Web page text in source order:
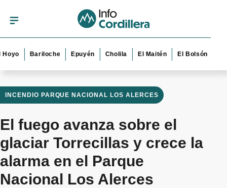
Bariloche Epuyén Cholila El Maitén El Bolsón Esquel
INCENDIO PARQUE NACIONAL LOS ALERCES
El fuego avanza sobre el
glaciar Torrecillas y crece la
alarma en el Parque
Nacional Los Alerces